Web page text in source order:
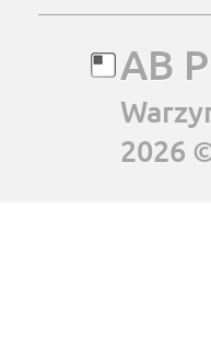
AB
2026